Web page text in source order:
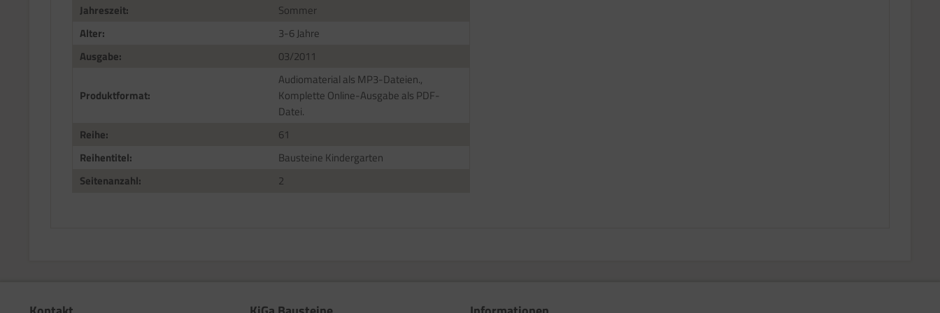
Jahreszeit:
Sommer
Alter:
3-6 Jahre
Ausgabe:
03/2011
Produktformat:
Audiomaterial als MP3-Dateien.,
Komplette Online-Ausgabe als PDF-
Datei.
Reihe:
61
Reihentitel:
Bausteine Kindergarten
Seitenanzahl:
2